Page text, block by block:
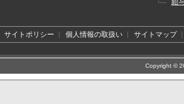
給
サイトポリシー 個人情報の取扱い サイトマップ
Copyright ©